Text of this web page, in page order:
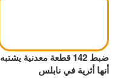
ضبط 142 قطعة معدنية يشتبه
أنها أثرية في نابلس